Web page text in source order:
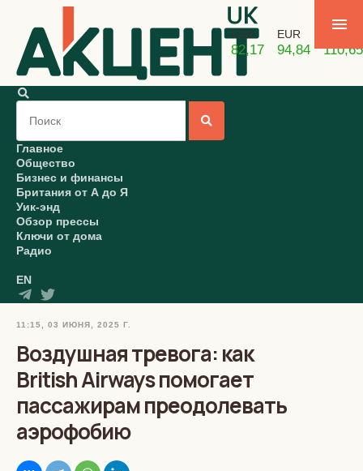
USD
82,17
EUR
94,84 110,65
Главное
Общество
Бизнес и финансы
Британия от А до Я
Уик-энд
Обзор прессы
Ключи от дома
Радио
EN
11:15, 03 ИЮНЯ, 2025 Г.
Воздушная тревога: как
British Airways помогает
пассажирам преодолевать
аэрофобию